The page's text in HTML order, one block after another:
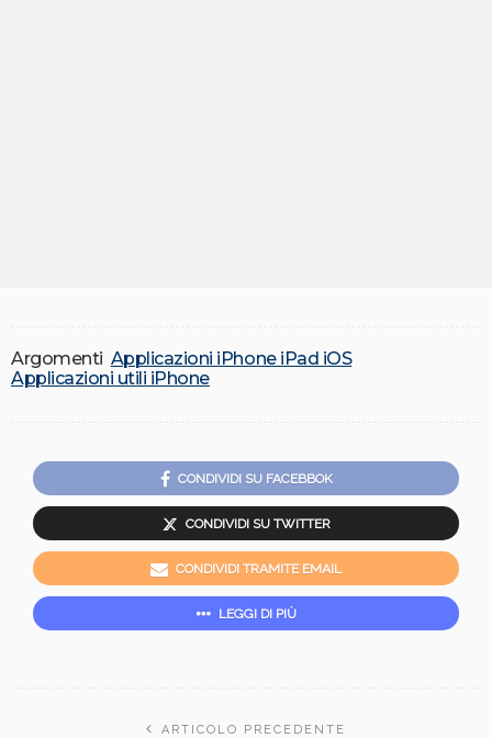
Argomenti Applicazioni iPhone iPad iOS
Applicazioni utili iPhone
CONDIVIDI SU FACEBBOK
CONDIVIDI SU TWITTER
CONDIVIDI TRAMITE EMAIL
LEGGI DI PIÙ
ARTICOLO PRECEDENTE